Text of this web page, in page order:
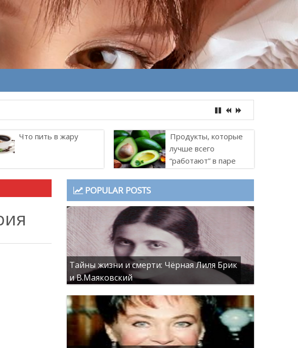
Что пить в жару
Продукты, которые
лучше всего
“работают” в паре
POPULAR POSTS
Тайны жизни и смерти: Чёрная Лиля Брик
и В.Маяковский